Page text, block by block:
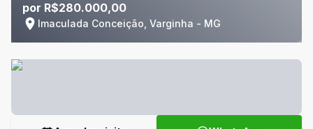
por R$280.000,00
Imaculada Conceição, Varginha - MG